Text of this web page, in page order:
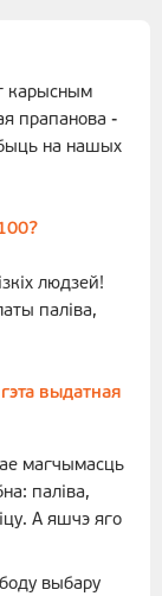
карысным
прапанова -
на нашых
людзей!
паліва,
выдатная
магчымасць
паліва,
А яшчэ яго
выбару